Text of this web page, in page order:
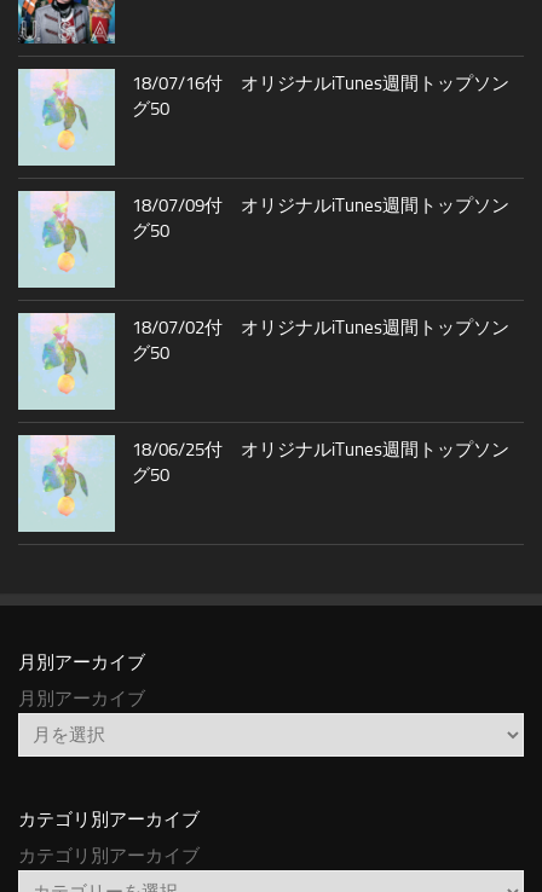
18/07/16付 オリジナルiTunes週間トップソン
グ50
18/07/09付 オリジナルiTunes週間トップソン
グ50
18/07/02付 オリジナルiTunes週間トップソン
グ50
18/06/25付 オリジナルiTunes週間トップソン
グ50
月別アーカイブ
月別アーカイブ
カテゴリ別アーカイブ
カテゴリ別アーカイブ